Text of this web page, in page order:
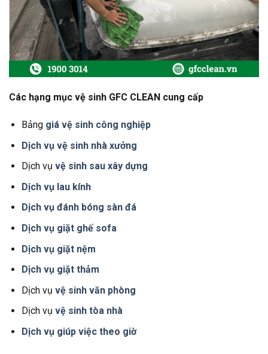
Các hạng mục vệ sinh GFC CLEAN cung cấp
Bảng giá vệ sinh công nghiệp
Dịch vụ vệ sinh nhà xưởng
Dịch vụ vệ sinh sau xây dựng
Dịch vụ lau kính
Dịch vụ đánh bóng sàn đá
Dịch vụ giặt ghế sofa
Dịch vụ giặt nệm
Dịch vụ giặt thảm
Dịch vụ vệ sinh văn phòng
Dịch vụ vệ sinh tòa nhà
Dịch vụ giúp việc theo giờ